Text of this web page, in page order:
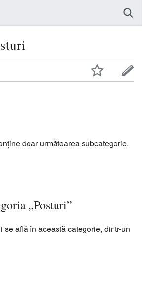
doar următoarea subcategorie.
„Posturi”
se află în această categorie, dintr-un